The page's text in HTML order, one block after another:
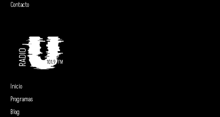
Contacto
Inicio
Programas
Blog